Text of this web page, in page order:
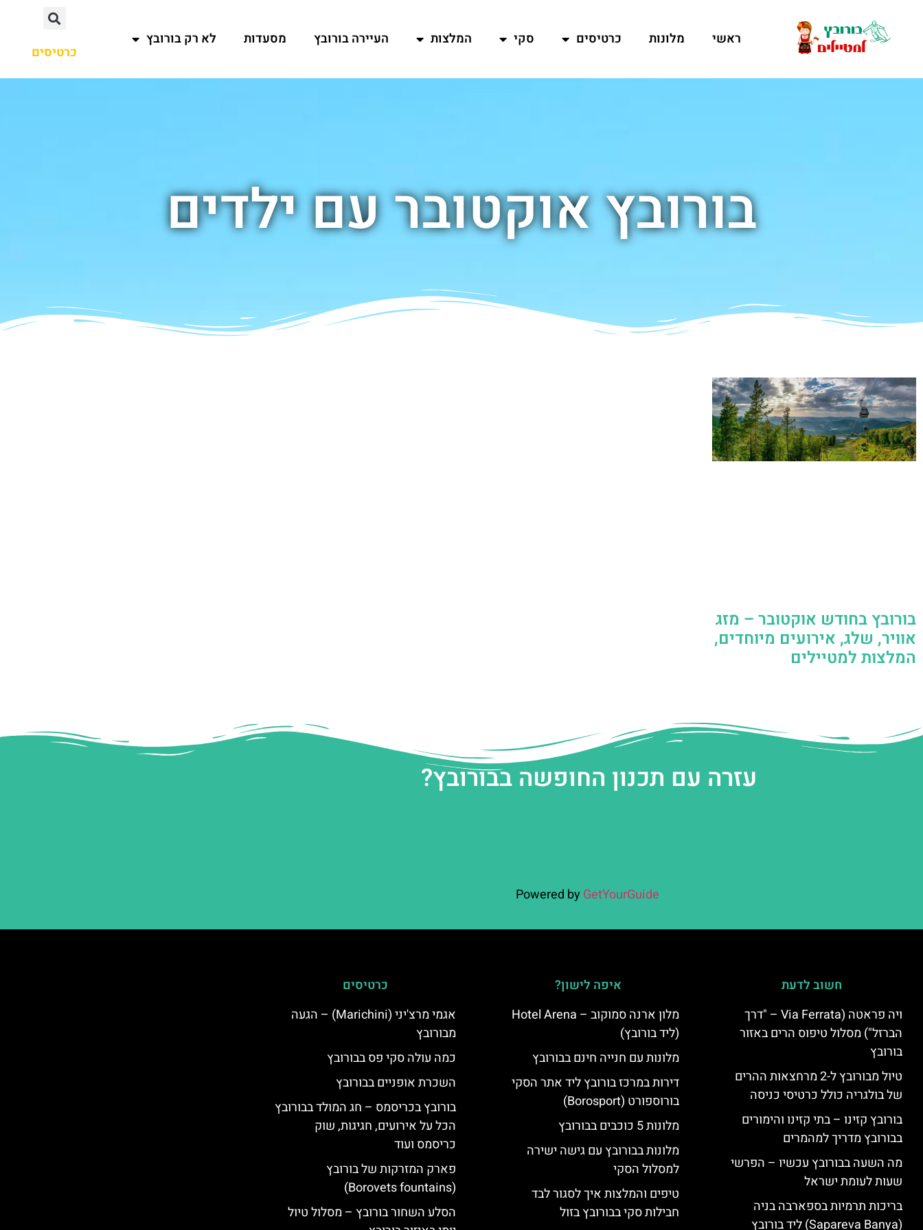
ראשי מלונות כרטיסים סקי המלצות העיירה בורובץ מסעדות לא רק בורובץ
כרטיסים
בורובץ אוקטובר עם ילדים
בורובץ בחודש אוקטובר – מזג
אוויר, שלג, אירועים מיוחדים,
המלצות למטיילים
עזרה עם תכנון החופשה בבורובץ?
Powered by GetYourGuide
חשוב לדעת
ויה פראטה (Via Ferrata – "דרך
הברזל") מסלול טיפוס הרים באזור
בורובץ
טיול מבורובץ ל-2 מרחצאות ההרים
של בולגריה כולל כרטיסי כניסה
בורובץ קזינו – בתי קזינו והימורים
בבורובץ מדריך למהמרים
מה השעה בבורובץ עכשיו – הפרשי
שעות לעומת ישראל
בריכות תרמיות בספארבה בניה
(Sapareva Banya) ליד בורובץ
איפה לישון?
מלון ארנה סמוקוב – Hotel Arena
(ליד בורובץ)
מלונות עם חנייה חינם בבורובץ
דירות במרכז בורובץ ליד אתר הסקי
בורוספורט (Borosport)
מלונות 5 כוכבים בבורובץ
מלונות בבורובץ עם גישה ישירה
למסלול הסקי
טיפים והמלצות איך לסגור לבד
חבילות סקי בבורובץ בזול
כרטיסים
אגמי מרצ'יני (Marichini) – הגעה
מבורובץ
כמה עולה סקי פס בבורובץ
השכרת אופניים בבורובץ
בורובץ בכריסמס – חג המולד בבורובץ
הכל על אירועים, חגיגות, שוק
כריסמס ועוד
פארק המזרקות של בורובץ
(Borovets fountains)
הסלע השחור בורובץ – מסלול טיול